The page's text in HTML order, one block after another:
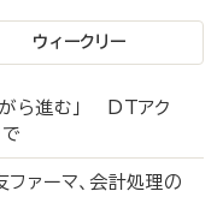
ウィークリー
ら進む」 DTアク
ァーマ、会計処理の